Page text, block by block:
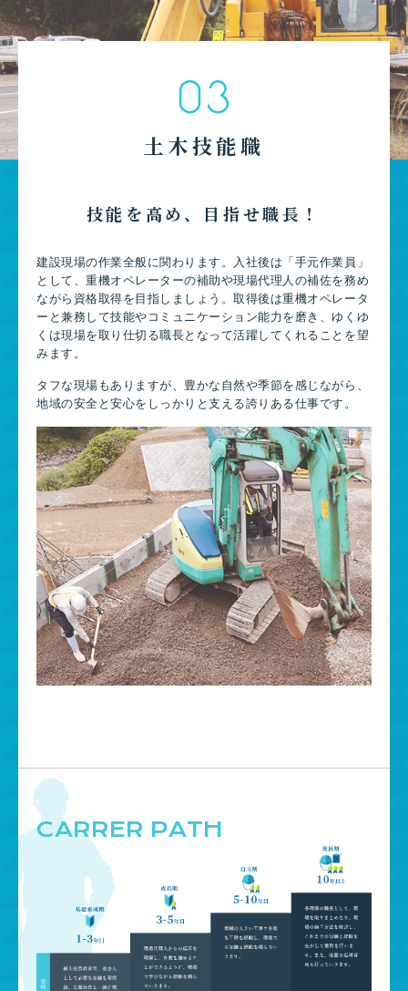
03
土木技能職
技能を高め、目指せ職長！
建設現場の作業全般に関わります。入社後は「手元作業員」
として、重機オペレーターの補助や現場代理人の補佐を務め
ながら資格取得を目指しましょう。取得後は重機オペレータ
ーと兼務して技能やコミュニケーション能力を磨き、ゆくゆ
くは現場を取り仕切る職長となって活躍してくれることを望
みます。
タフな現場もありますが、豊かな自然や季節を感じながら、
地域の安全と安心をしっかりと支える誇りある仕事です。
CARRER PATH